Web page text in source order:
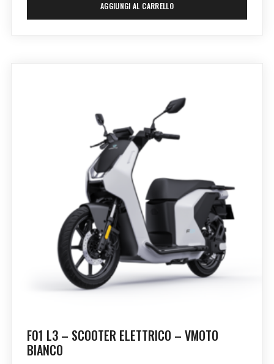
AGGIUNGI AL CARRELLO
F01 L3 – SCOOTER ELETTRICO – VMOTO
BIANCO